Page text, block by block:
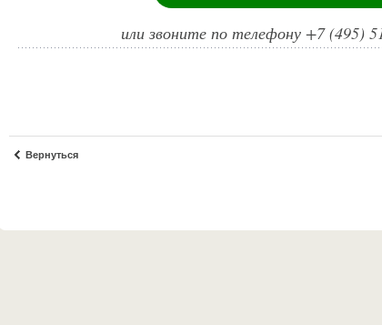
или звоните по телефону +7 (495)
Вернуться